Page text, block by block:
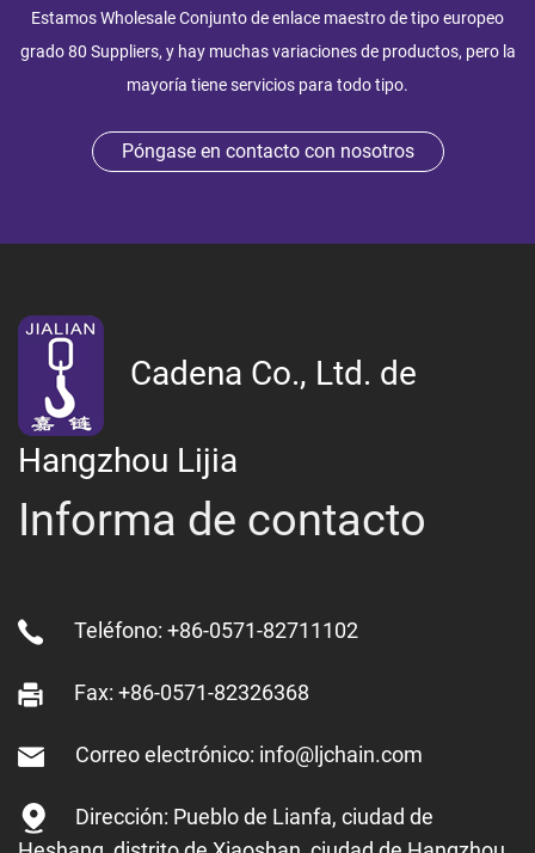
EstamosWholesale Conjunto de enlace maestro de tipo europeo
grado 80 Suppliers, y hay muchas variaciones de productos, pero la
mayoría tiene servicios para todo tipo.
Póngase en contacto con nosotros
Cadena Co., Ltd. de
Hangzhou Lijia
Informa de contacto
Teléfono: +86-0571-82711102
Fax: +86-0571-82326368
Correo electrónico: info@ljchain.com
Dirección: Pueblo de Lianfa, ciudad de